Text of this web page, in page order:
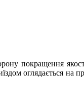
покращення
оглядається на